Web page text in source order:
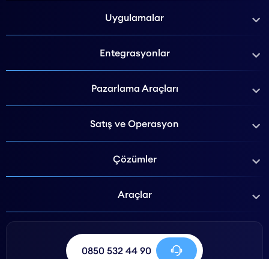
Uygulamalar
Entegrasyonlar
Pazarlama Araçları
Satış ve Operasyon
Çözümler
Araçlar
0850 532 44 90